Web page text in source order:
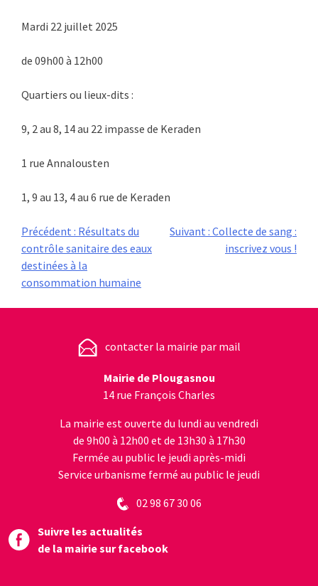
Mardi 22 juillet 2025
de 09h00 à 12h00
Quartiers ou lieux-dits :
9, 2 au 8, 14 au 22 impasse de Keraden
1 rue Annalousten
1, 9 au 13, 4 au 6 rue de Keraden
Navigation
de
l’article
Précédent : Résultats du
contrôle sanitaire des eaux
destinées à la
consommation humaine
Suivant : Collecte de sang :
inscrivez vous !
contacter la mairie par mail
Mairie de Plougasnou
14 rue François Charles
La mairie est ouverte du lundi au vendredi
de 9h00 à 12h00 et de 13h30 à 17h30
Fermée au public le jeudi après-midi
Service urbanisme fermé au public le jeudi
02 98 67 30 06
Suivre les actualités
de la mairie sur facebook